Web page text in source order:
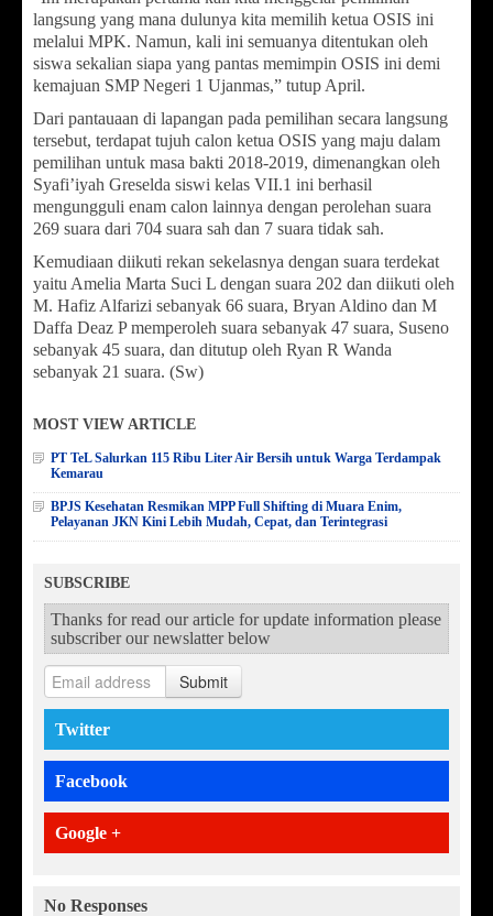
langsung yang mana dulunya kita memilih ketua OSIS ini
melalui MPK. Namun, kali ini semuanya ditentukan oleh
siswa sekalian siapa yang pantas memimpin OSIS ini demi
kemajuan SMP Negeri 1 Ujanmas,” tutup April.
Dari pantauaan di lapangan pada pemilihan secara langsung
tersebut, terdapat tujuh calon ketua OSIS yang maju dalam
pemilihan untuk masa bakti 2018-2019, dimenangkan oleh
Syafi’iyah Greselda siswi kelas VII.1 ini berhasil
mengungguli enam calon lainnya dengan perolehan suara
269 suara dari 704 suara sah dan 7 suara tidak sah.
Kemudiaan diikuti rekan sekelasnya dengan suara terdekat
yaitu Amelia Marta Suci L dengan suara 202 dan diikuti oleh
M. Hafiz Alfarizi sebanyak 66 suara, Bryan Aldino dan M
Daffa Deaz P memperoleh suara sebanyak 47 suara, Suseno
sebanyak 45 suara, dan ditutup oleh Ryan R Wanda
sebanyak 21 suara. (Sw)
MOST VIEW ARTICLE
PT TeL Salurkan 115 Ribu Liter Air Bersih untuk Warga Terdampak
Kemarau
BPJS Kesehatan Resmikan MPP Full Shifting di Muara Enim,
Pelayanan JKN Kini Lebih Mudah, Cepat, dan Terintegrasi
SUBSCRIBE
Thanks for read our article for update information please
subscriber our newslatter below
Submit
Twitter
Facebook
Google +
No Responses